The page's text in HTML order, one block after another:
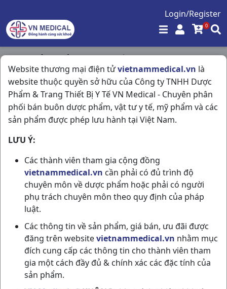
Login/Register
0
Website thương mại điện tửvietnammedical.vn là
website thuộc quyền sở hữu của Công ty TNHH Dược
Phẩm & Trang Thiết Bị Y Tế VN Medical - Chuyên phân
phối bán buôn dược phẩm, vật tư y tế, mỹ phẩm và các
sản phẩm được phép lưu hành tại Việt Nam.
LƯU Ý:
Các thành viên tham gia cộng đồng
vietnammedical.vn cần phải có đủ trình độ
chuyên môn về dược phẩm hoặc phải có người
phụ trách chuyên môn theo quy định của pháp
luật.
Các thông tin về sản phẩm, giá bán, ưu đãi được
đăng trên websitevietnammedical.vn nhằm mục
đích cung cấp các thông tin cho thành viên tham
gia một cách đầy đủ & chính xác các đặc tính của
sản phẩm.
Trang chủ / Giảm Đau - Hạ Sốt /
Biviflu - F H100vbf BV pharma